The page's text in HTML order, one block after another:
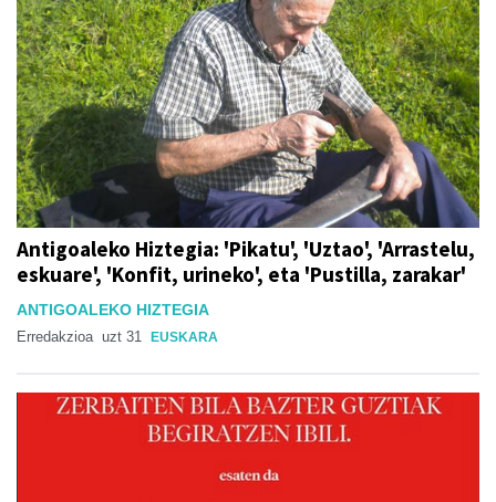
Antigoaleko Hiztegia: 'Pikatu', 'Uztao', 'Arrastelu,
eskuare', 'Konfit, urineko', eta 'Pustilla, zarakar'
ANTIGOALEKO HIZTEGIA
Erredakzioa uzt 31 EUSKARA